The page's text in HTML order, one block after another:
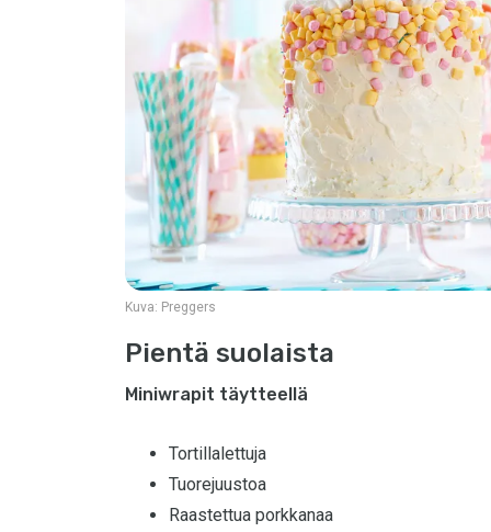
Kuva: Preggers
Pientä suolaista
Miniwrapit täytteellä
Tortillalettuja
Tuorejuustoa
Raastettua porkkanaa